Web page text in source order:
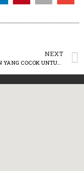
NEXT
SUKULEN YANG COCOK UNTUK TERAS RUMAH